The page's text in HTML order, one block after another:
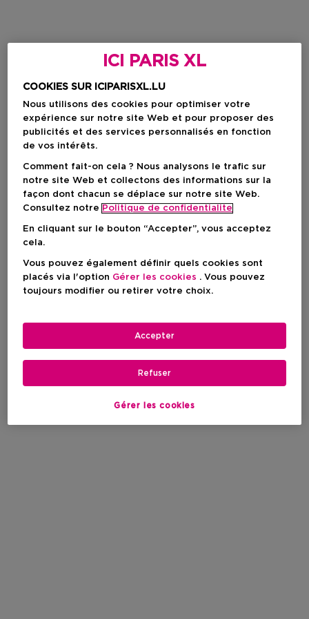
ICI PARIS XL
COOKIES SUR ICIPARISXL.LU
Nous utilisons des cookies pour optimiser votre
expérience sur notre site Web et pour proposer des
publicités et des services personnalisés en fonction
de vos intérêts.
Comment fait-on cela ? Nous analysons le trafic sur
notre site Web et collectons des informations sur la
façon dont chacun se déplace sur notre site Web.
Consultez notre Politique de confidentialite
En cliquant sur le bouton “Accepter”, vous acceptez
cela.
Vous pouvez également définir quels cookies sont
placés via l'option Gérer les cookies . Vous pouvez
toujours modifier ou retirer votre choix.
Gérer les cookies
Refuser
Accepter